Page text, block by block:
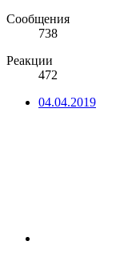
Сообщения
738
Реакции
472
04.04.2019